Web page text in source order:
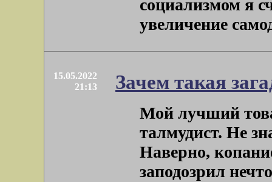
социализмом я
увеличение
15.05.2022
21:13
Зачем такая
Мой лучший
талмудист. Не
Наверно,
заподозрил